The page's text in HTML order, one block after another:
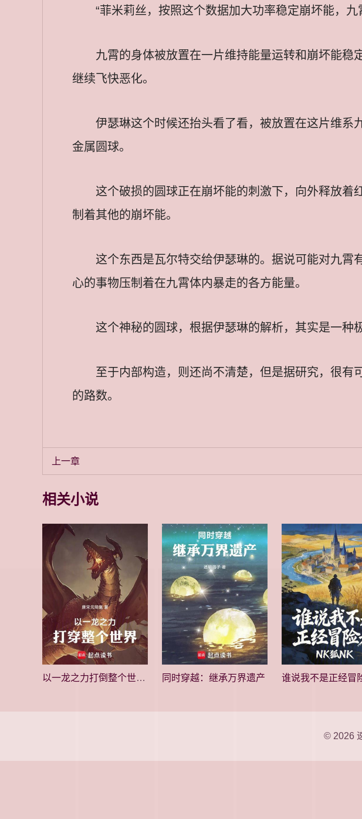
“菲米莉丝，按照这个数据加大功率稳定崩坏能，
九霄的身体被放置在一片维持能量运转和崩坏能
继续飞快恶化。
伊瑟琳这个时候还抬头看了看，被放置在这片维
金属圆球。
这个破损的圆球正在崩坏能的刺激下，向外释放
制着其他的崩坏能。
这个东西是瓦尔特交给伊瑟琳的。据说可能对九
心的事物压制着在九霄体内暴走的各方能量。
这个神秘的圆球，根据伊瑟琳的解析，其实是一种
至于内部构造，则还尚不清楚，但是据研究，很
的路数。
上一章
相关小说
以一龙之力打倒整个世界！ 同时穿越：继承万界遗产 谁说我不是正经冒
© 2026